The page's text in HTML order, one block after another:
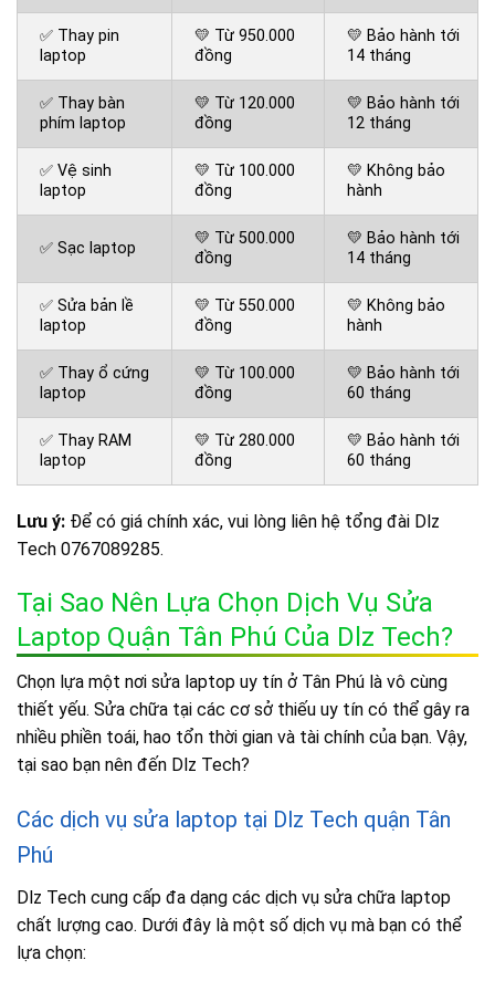
✅ Thay pin
laptop
💛 Từ 950.000
đồng
💛 Bảo hành tới
14 tháng
✅ Thay bàn
phím laptop
💛 Từ 120.000
đồng
💛 Bảo hành tới
12 tháng
✅ Vệ sinh
laptop
💛 Từ 100.000
đồng
💛 Không bảo
hành
✅ Sạc laptop
💛 Từ 500.000
đồng
💛 Bảo hành tới
14 tháng
✅ Sửa bản lề
laptop
💛 Từ 550.000
đồng
💛 Không bảo
hành
✅ Thay ổ cứng
laptop
💛 Từ 100.000
đồng
💛 Bảo hành tới
60 tháng
✅ Thay RAM
laptop
💛 Từ 280.000
đồng
💛 Bảo hành tới
60 tháng
Lưu ý: Để có giá chính xác, vui lòng liên hệ tổng đài Dlz
Tech 0767089285.
Tại Sao Nên Lựa Chọn Dịch Vụ Sửa
Laptop Quận Tân Phú Của Dlz Tech?
Chọn lựa một nơi sửa laptop uy tín ở Tân Phú là vô cùng
thiết yếu. Sửa chữa tại các cơ sở thiếu uy tín có thể gây ra
nhiều phiền toái, hao tổn thời gian và tài chính của bạn. Vậy,
tại sao bạn nên đến Dlz Tech?
Các dịch vụ sửa laptop tại Dlz Tech quận Tân
Phú
Dlz Tech cung cấp đa dạng các dịch vụ sửa chữa laptop
chất lượng cao. Dưới đây là một số dịch vụ mà bạn có thể
lựa chọn: